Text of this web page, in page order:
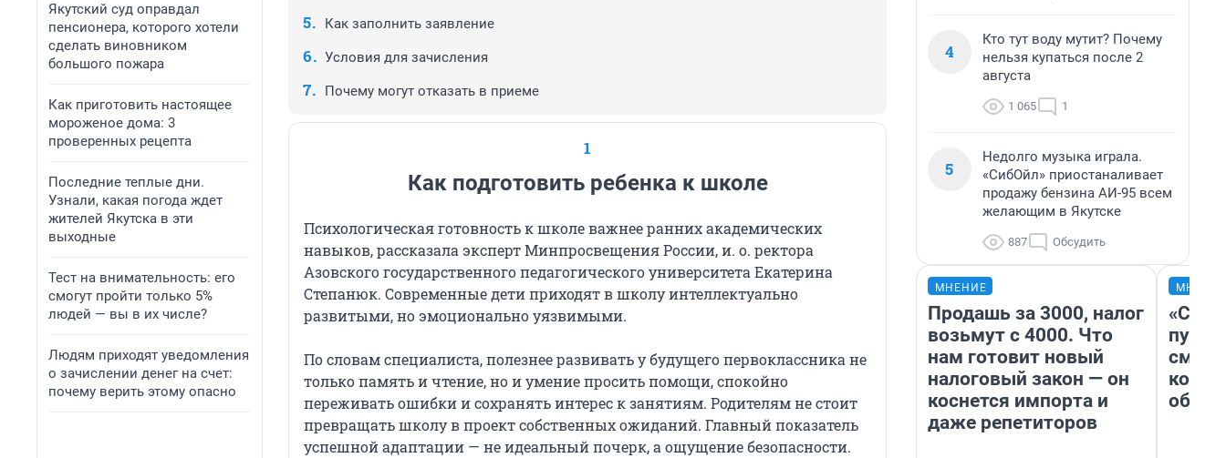
Якутский суд оправдал
пенсионера, которого хотели
сделать виновником
большого пожара
Как приготовить настоящее
мороженое дома: 3
проверенных рецепта
Последние теплые дни.
Узнали, какая погода ждет
жителей Якутска в эти
выходные
Тест на внимательность: его
смогут пройти только 5%
людей — вы в их числе?
Людям приходят уведомления
о зачислении денег на счет:
почему верить этому опасно
Как заполнить заявление
Условия для зачисления
Почему могут отказать в приеме
1
Как подготовить ребенка к школе
Психологическая готовность к школе важнее ранних академических
навыков, рассказала эксперт Минпросвещения России, и. о. ректора
Азовского государственного педагогического университета Екатерина
Степанюк. Современные дети приходят в школу интеллектуально
развитыми, но эмоционально уязвимыми.
По словам специалиста, полезнее развивать у будущего первоклассника не
только память и чтение, но и умение просить помощи, спокойно
переживать ошибки и сохранять интерес к занятиям. Родителям не стоит
превращать школу в проект собственных ожиданий. Главный показатель
успешной адаптации — не идеальный почерк, а ощущение безопасности.
4
Кто тут воду мутит? Почему
нельзя купаться после 2
августа
1 065 1
5
Недолго музыка играла.
«СибОйл» приостаналивает
продажу бензина АИ-95 всем
желающим в Якутске
887 Обсудить
МНЕНИЕ
Продашь за 3000, налог
возьмут с 4000. Что
нам готовит новый
налоговый закон — он
коснется импорта и
даже репетиторов